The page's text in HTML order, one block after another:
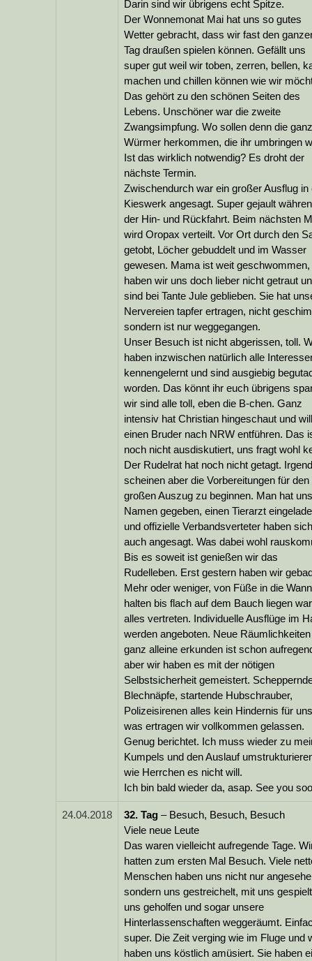
Darin sind wir übrigens echt Spitze.
Der Wonnemonat Mai hat uns so gutes
Wetter gebracht, dass wir fast den
Tag draußen spielen können. Gefällt uns
super gut weil wir toben, zerren, bellen,
machen und chillen können wie wir
Das gehört zu den schönen Seiten des
Lebens. Unschöner war die zweite
Zwangsimpfung. Wo sollen denn die
Würmer herkommen, die ihr umbringen
Ist das wirklich notwendig? Es droht der
nächste Termin.
Zwischendurch war ein großer Ausflug in
Kieswerk angesagt. Super gejault
der Hin- und Rückfahrt. Beim nächsten
wird Oropax verteilt. Vor Ort durch den
getobt, Löcher gebuddelt und im Wasser
gewesen. Mama ist weit
haben wir uns doch lieber nicht getraut
sind bei Tante Jule geblieben. Sie hat
Nervereien tapfer ertragen, nicht
sondern ist nur weggegangen.
Unser Besuch ist nicht abgerissen, toll.
haben inzwischen natürlich alle
kennengelernt und sind ausgiebig
worden. Das könnt ihr euch übrigens
wir sind alle toll, eben die B-chen. Ganz
intensiv hat Christian hingeschaut und
einen Bruder nach NRW entführen. Das
noch nicht ausdiskutiert, uns fragt wohl
Der Rudelrat hat noch nicht getagt.
scheinen aber die Vorbereitungen für den
großen Auszug zu beginnen. Man hat uns
Namen gegeben, einen Tierarzt
und offizielle Verbandsverteter haben sich
auch angesagt. Was dabei wohl
Bis es soweit ist genießen wir das
Rudelleben. Erst gestern haben wir
Mehr oder weniger, von Füße in die
halten bis flach auf dem Bauch liegen war
alles vertreten. Individuelle Ausflüge im
werden angeboten. Neue Räumlichkeiten
ganz alleine erkunden ist schon
aber wir haben es mit der nötigen
Selbstsicherheit gemeistert.
Blechnäpfe, startende Hubschrauber,
Polizeisirenen alles kein Hindernis für
was ertragen wir vollkommen gelassen.
Genug berichtet. Ich muss wieder zu
Kumpels und den Auslauf
wie Herrchen es nicht will.
Ich bin bald wieder da, asap. See you
24.04.2018 32. Tag – Besuch, Besuch, Besuch
Viele neue Leute
Das waren vielleicht aufregende Tage.
hatten zum ersten Mal Besuch. Viele
Menschen haben uns nicht nur
sondern uns gestreichelt, mit uns
uns geholfen und sogar unsere
Hinterlassenschaften weggeräumt.
super. Die Zeit verging wie im Fluge und
haben uns köstlich amüsiert. Sie haben